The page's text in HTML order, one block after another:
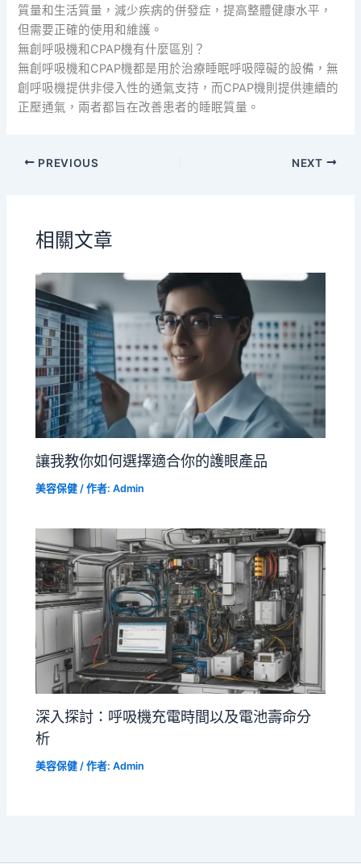
質量和生活質量，減少疾病的併發症，提高整體健康水平，
但需要正確的使用和維護。
無創呼吸機和CPAP機有什麼區別？
無創呼吸機和CPAP機都是用於治療睡眠呼吸障礙的設備，無
創呼吸機提供非侵入性的通氣支持，而CPAP機則提供連續的
正壓通氣，兩者都旨在改善患者的睡眠質量。
PREVIOUS NEXT
相關文章
讓我教你如何選擇適合你的護眼產品
美容保健 / 作者:Admin
深入探討：呼吸機充電時間以及電池壽命分
析
美容保健 / 作者:Admin